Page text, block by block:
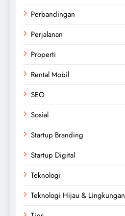
Perbandingan
Perjalanan
Properti
Rental Mobil
SEO
Sosial
Startup Branding
Startup Digital
Teknologi
Teknologi Hijau & Lingkungan